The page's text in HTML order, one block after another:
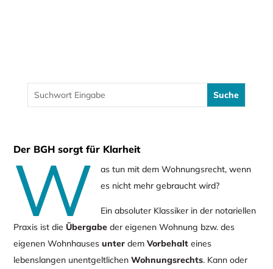
Der BGH sorgt für Klarheit
W
as tun mit dem Wohnungsrecht, wenn
es nicht mehr gebraucht wird?
Ein absoluter Klassiker in der notariellen
Praxis ist die Übergabe der eigenen Wohnung bzw. des
eigenen Wohnhausesunter demVorbehalteines
lebenslangen unentgeltlichenWohnungsrechts. Kann oder